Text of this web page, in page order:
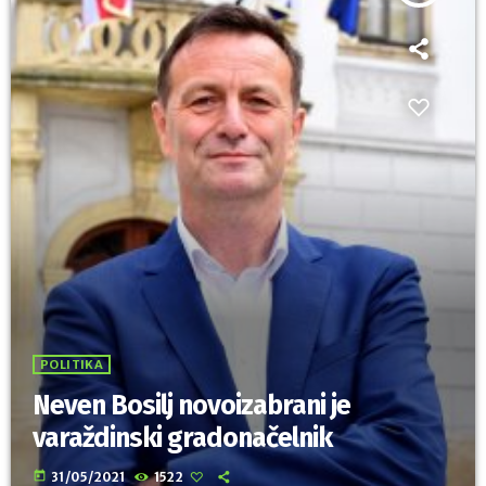
POLITIKA
Neven Bosilj novoizabrani je
varaždinski gradonačelnik
today 31/05/2021 1522